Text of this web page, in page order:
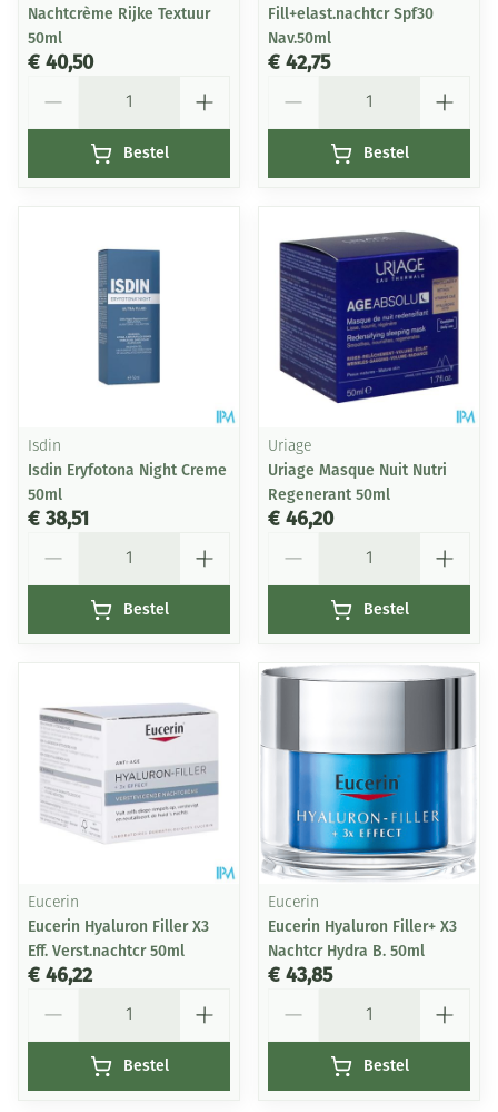
Nachtcrème Rijke Textuur
50ml
€ 40,50
Bestel
Fill+elast.nachtcr Spf30
Nav.50ml
€ 42,75
Bestel
Isdin
Isdin Eryfotona Night Creme
50ml
€ 38,51
Bestel
Uriage
Uriage Masque Nuit Nutri
Regenerant 50ml
€ 46,20
Bestel
Eucerin
Eucerin Hyaluron Filler X3
Eff. Verst.nachtcr 50ml
€ 46,22
Bestel
Eucerin
Eucerin Hyaluron Filler+ X3
Nachtcr Hydra B. 50ml
€ 43,85
Bestel